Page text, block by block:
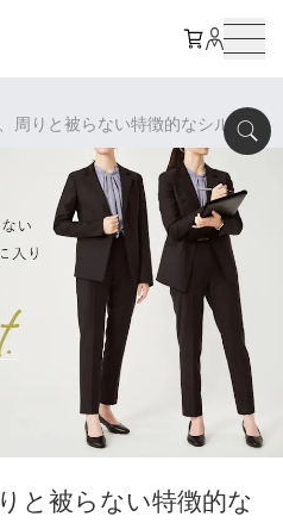
周りと被らない特徴的なシルエッ
と被らない特徴的な